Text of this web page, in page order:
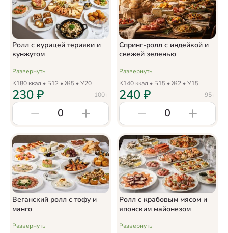
Ролл с курицей терияки и
кунжутом
Развернуть
К180 ккал • Б12 • Ж5 • У20
100 г
230₽
0
Спринг-ролл с индейкой и
свежей зеленью
Развернуть
К140 ккал • Б15 • Ж2 • У15
95 г
240₽
0
Веганский ролл с тофу и
манго
Развернуть
Ролл с крабовым мясом и
японским майонезом
Развернуть